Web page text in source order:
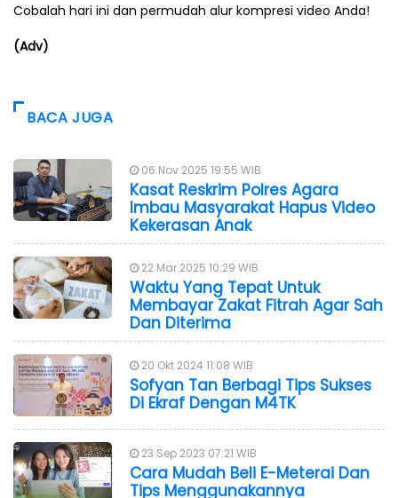
Cobalah hari ini dan permudah alur kompresi video Anda!
(Adv)
BACA JUGA
06 Nov 2025 19:55 WIB
Kasat Reskrim Polres Agara
Imbau Masyarakat Hapus Video
Kekerasan Anak
22 Mar 2025 10:29 WIB
Waktu Yang Tepat Untuk
Membayar Zakat Fitrah Agar Sah
Dan Diterima
20 Okt 2024 11:08 WIB
Sofyan Tan Berbagi Tips Sukses
Di Ekraf Dengan M4TK
23 Sep 2023 07:21 WIB
Cara Mudah Beli E-Meterai Dan
Tips Menggunakannya